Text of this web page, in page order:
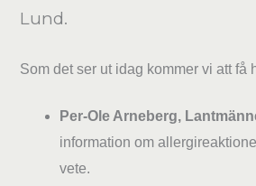
Lund.
Som det ser ut idag kommer vi att få
Per-Ole Arneberg,
information om
vete.